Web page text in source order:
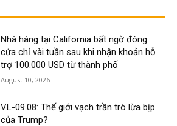
Nhà hàng tại California bất ngờ đóng
cửa chỉ vài tuần sau khi nhận khoản hỗ
trợ 100.000 USD từ thành phố
August 10, 2026
VL-09.08: Thế giới vạch trần trò lừa bịp
của Trump?